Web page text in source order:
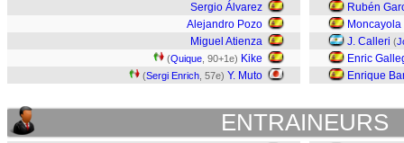
Sergio Álvarez
Alejandro Pozo
Miguel Atienza
(Quique , 90+1e) Kike
(Sergi Enrich , 57e) Y. Muto
Rubén
Moncayola
J. Calleri (
Enric
Enrique
ENTRAINEURS